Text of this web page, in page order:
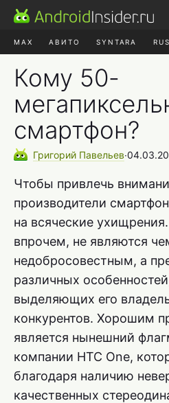
MAX АВИТО SYNTARA
Кому 50-
смартфон?
Григорий Павельев∙
Чтобы привлечь
производители
на всяческие
впрочем, не являются
недобросовестным, а
различных
выделяющих его
конкурентов. Хорошим
является нынешний
компании HTC One,
благодаря наличию
качественных